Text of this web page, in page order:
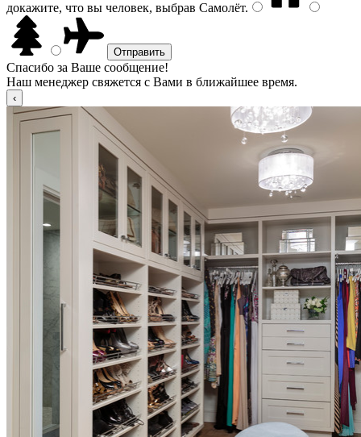
докажите, что вы человек, выбрав Самолёт.
Спасибо за Ваше сообщение!
Наш менеджер свяжется с Вами в ближайшее время.